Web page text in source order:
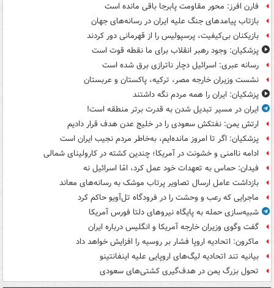
فارن افرز: محور مقاومت پابرجا باقی مانده است
بازتاب پیامدهای جنگ علیه ایران در رسانه‌های جهان
بازیکنان بی‌کیفیت، پرسپولیس را از قهرمانی دور کردند
پزشکیان: وجود رهبر انقلاب برای ما نقطه قوت است
رسانه عبری: اسرائیل دچار ناترازی برق شده است
نشست وزیران خارجه مصر، ترکیه، پاکستان و عربستان
پزشکیان: ایران را همه مردم نگه داشتند
ایران در مسیر تبدیل شدن به قدرت برتر منطقه است!
ارتش یمن: نفتکش سعودی را در خلیج عدن هدف قرار دادیم
پزشکیان: اگر تا امروز مانده‌ایم، به‌خاطر مردم نجیب ایران است
ادامه ناامنی و خشونت در آمریکا؛ چندین کشته در کارولینای شمالی
فیدان: حماس به تعهدات خود عمل کرد، امّا اسرائیل نه
بازداشت عامل ارسال تصاویر پرتاب موشک به رسانه‌های معاند
ماجرایی که رعب و وحشت را در فرودگاه تل‌آویو حاکم کرد
شبیه‌سازی حمله به پایگاه نیروهای دلتا فورس آمریکا
گفت وگوی وزیران خارجه آمریکا و انگلیس درباره ایران
ماکرون: اتحادیه اروپا فشار بر روسیه را افزایش خواهد داد
بیانیه تند اتحادیه لیگ‌های اروپایی علیه اینفانتینو
تحول بزرگ یمن در هدف‌گیری کشتی‌های سعودی